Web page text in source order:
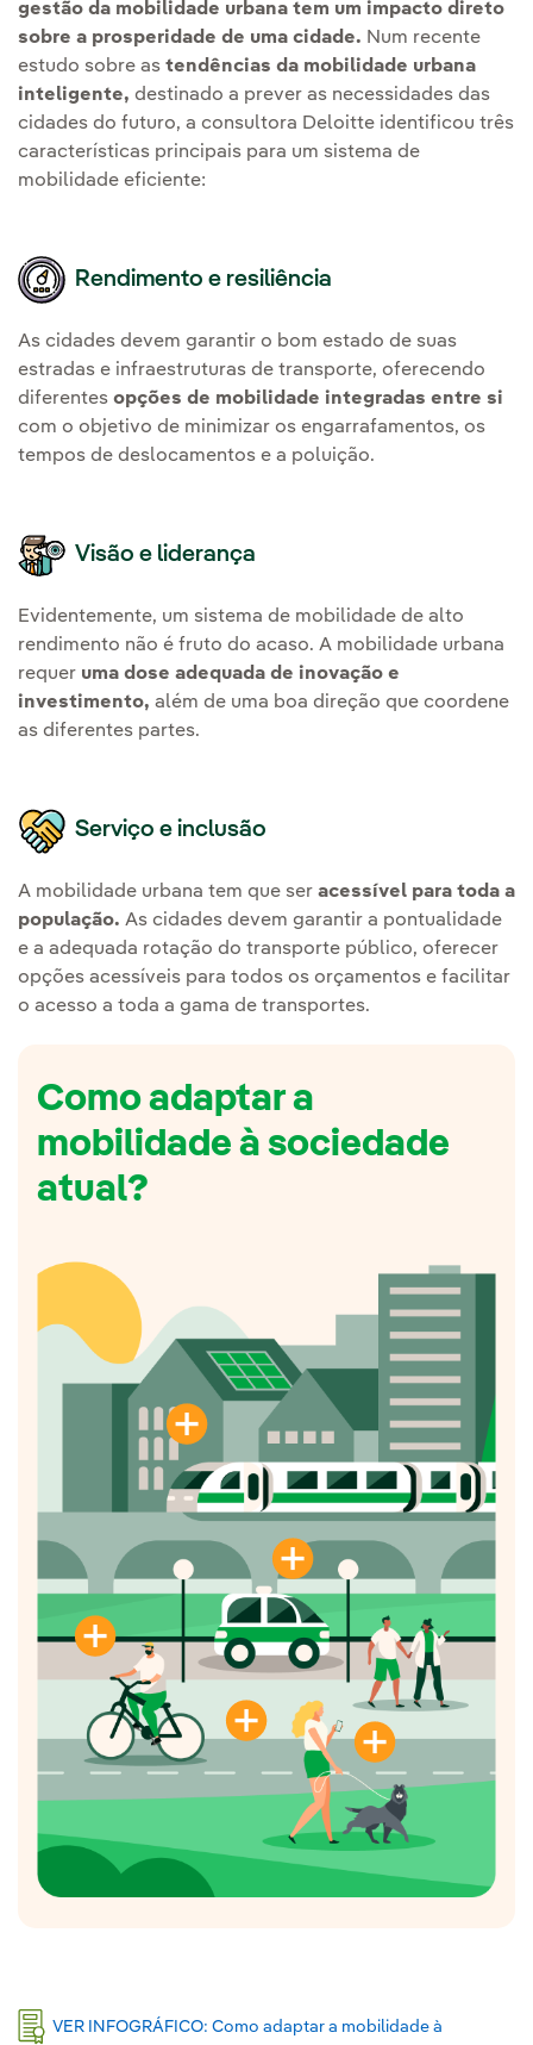
gestão da mobilidade urbana tem um impacto direto
sobre a prosperidade de uma cidade. Num recente
estudo sobre as tendências da mobilidade urbana
inteligente, destinado a prever as necessidades das
cidades do futuro, a consultora Deloitte identificou três
características principais para um sistema de
mobilidade eficiente:
Rendimento e resiliência
As cidades devem garantir o bom estado de suas
estradas e infraestruturas de transporte, oferecendo
diferentes opções de mobilidade integradas entre si
com o objetivo de minimizar os engarrafamentos, os
tempos de deslocamentos e a poluição.
Visão e liderança
Evidentemente, um sistema de mobilidade de alto
rendimento não é fruto do acaso. A mobilidade urbana
requer uma dose adequada de inovação e
investimento, além de uma boa direção que coordene
as diferentes partes.
Serviço e inclusão
A mobilidade urbana tem que ser acessível para toda a
população. As cidades devem garantir a pontualidade
e a adequada rotação do transporte público, oferecer
opções acessíveis para todos os orçamentos e facilitar
o acesso a toda a gama de transportes.
Como adaptar a
mobilidade à sociedade
atual?
VER INFOGRÁFICO: Como adaptar a mobilidade à